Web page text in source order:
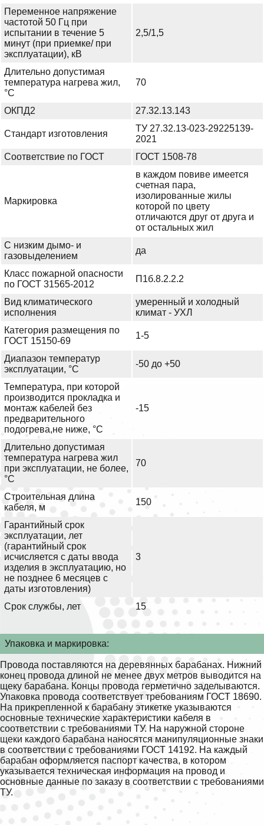
Переменное напряжение
частотой 50 Гц при
испытании в течение 5
минут (при приемке/ при
эксплуатации), кВ
2,5/1,5
Длительно допустимая
температура нагрева жил,
°С
70
ОКПД2 27.32.13.143
Стандарт изготовления
ТУ 27.32.13-023-29225139-
2021
Соответствие по ГОСТ
ГОСТ 1508-78
Маркировка
в каждом повиве имеется
счетная пара,
изолированные жилы
которой по цвету
отличаются друг от друга и
от остальных жил
С низким дымо- и
газовыделением
да
Класс пожарной опасности
по ГОСТ 31565-2012
П1б.8.2.2.2
Вид климатического
исполнения
умеренный и холодный
климат - УХЛ
Категория размещения по
ГОСТ 15150-69
1-5
Диапазон температур
эксплуатации, °С
-50 до +50
Температура, при которой
производится прокладка и
монтаж кабелей без
предварительного
подогрева,не ниже, °С
-15
Длительно допустимая
температура нагрева жил
при эксплуатации, не более,
°С
70
Строительная длина
кабеля, м
150
Гарантийный срок
эксплуатации, лет
(гарантийный срок
исчисляется с даты ввода
изделия в эксплуатацию, но
не позднее 6 месяцев с
даты изготовления)
3
Срок службы, лет 15
Упаковка и маркировка:
Провода поставляются на деревянных барабанах. Нижний
конец провода длиной не менее двух метров выводится на
щеку барабана. Концы провода герметично заделываются.
Упаковка провода соответствует требованиям ГОСТ 18690.
На прикрепленной к барабану этикетке указываются
основные технические характеристики кабеля в
соответствии с требованиями ТУ. На наружной стороне
щеки каждого барабана наносятся манипуляционные знаки
в соответствии с требованиями ГОСТ 14192. На каждый
барабан оформляется паспорт качества, в котором
указывается техническая информация на провод и
основные данные по заказу в соответствии с требованиями
ТУ.